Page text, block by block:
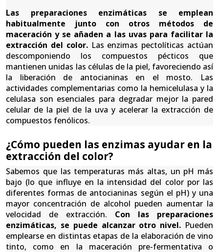
Las preparaciones enzimáticas se emplean
habitualmente junto con otros métodos de
maceración y se añaden a las uvas para facilitar la
extracción del color.Las enzimas pectolíticas actúan
descomponiendo los compuestos pécticos que
mantienen unidas las células de la piel, favoreciendo así
la liberación de antocianinas en el mosto. Las
actividades complementarias como la hemicelulasa y la
celulasa son esenciales para degradar mejor la pared
celular de la piel de la uva y acelerar la extracción de
compuestos fenólicos.
¿Cómo pueden las enzimas ayudar en la
extracción del color?
Sabemos que las temperaturas más altas, un pH más
bajo (lo que influye en la intensidad del color por las
diferentes formas de antocianinas según el pH) y una
mayor concentración de alcohol pueden aumentar la
velocidad de extracción. Con las preparaciones
enzimáticas, se puede alcanzar otro nivel. Pueden
emplearse en distintas etapas de la elaboración de vino
tinto, como en la maceración pre-fermentativa o